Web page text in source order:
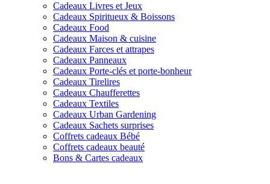
Cadeaux Livres et Jeux
Cadeaux Spiritueux & Boissons
Cadeaux Food
Cadeaux Maison & cuisine
Cadeaux Farces et attrapes
Cadeaux Panneaux
Cadeaux Porte-clés et porte-bonheur
Cadeaux Tirelires
Cadeaux Chaufferettes
Cadeaux Textiles
Cadeaux Urban Gardening
Cadeaux Sachets surprises
Coffrets cadeaux Bébé
Coffrets cadeaux beauté
Bons & Cartes cadeaux